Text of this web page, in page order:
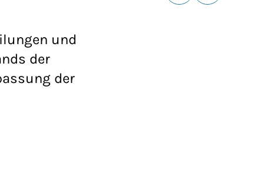
und
der
der